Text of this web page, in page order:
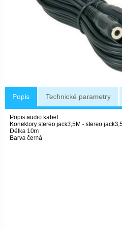
Popis Technické parametry
Popis audio kabel
Konektory stereo jack3,5M - stereo
Délka 10m
Barva černá